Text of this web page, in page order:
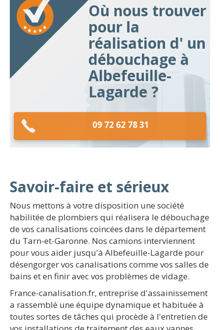
Où nous trouver
pour la
réalisation d' un
débouchage à
Albefeuille-
Lagarde ?
09 72 62 78 31
Savoir-faire et sérieux
Nous mettons à votre disposition une société
habilitée de plombiers qui réalisera le débouchage
de vos canalisations coincées dans le département
du Tarn-et-Garonne. Nos camions interviennent
pour vous aider jusqu'à Albefeuille-Lagarde pour
désengorger vos canalisations comme vos salles de
bains et en finir avec vos problèmes de vidage.
France-canalisation.fr, entreprise d'assainissement
a rassemblé une équipe dynamique et habituée à
toutes sortes de tâches qui procède à l'entretien de